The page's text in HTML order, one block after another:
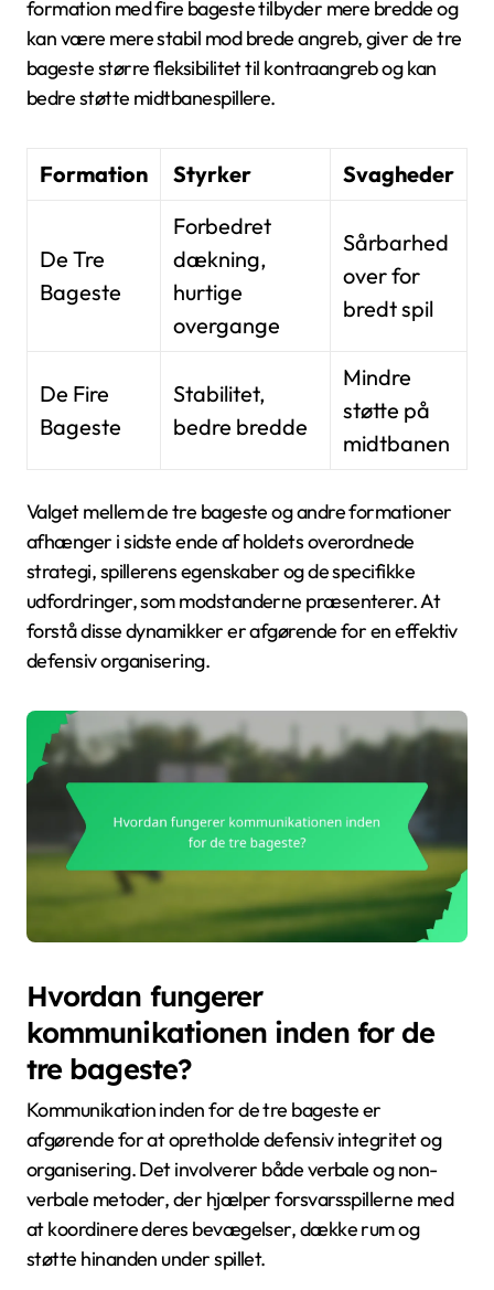
formation med fire bageste tilbyder mere bredde og
kan være mere stabil mod brede angreb, giver de tre
bageste større fleksibilitet til kontraangreb og kan
bedre støtte midtbanespillere.
Formation Styrker Svagheder
De Tre
Bageste
Forbedret
dækning,
hurtige
overgange
Sårbarhed
over for
bredt spil
De Fire
Bageste
Stabilitet,
bedre bredde
Mindre
støtte på
midtbanen
Valget mellem de tre bageste og andre formationer
afhænger i sidste ende af holdets overordnede
strategi, spillerens egenskaber og de specifikke
udfordringer, som modstanderne præsenterer. At
forstå disse dynamikker er afgørende for en effektiv
defensiv organisering.
Hvordan fungerer
kommunikationen inden for de
tre bageste?
Kommunikation inden for de tre bageste er
afgørende for at opretholde defensiv integritet og
organisering. Det involverer både verbale og non-
verbale metoder, der hjælper forsvarsspillerne med
at koordinere deres bevægelser, dække rum og
støtte hinanden under spillet.